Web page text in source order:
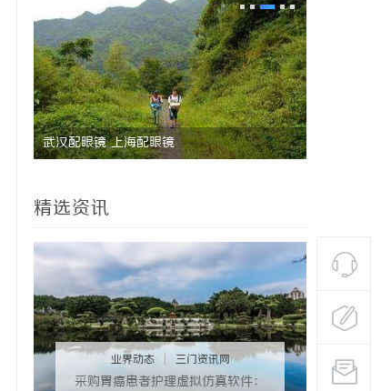
武汉配眼镜 上海配眼镜
精选资讯
业界动态 三门资讯网
采购胃癌患者护理虚拟仿真软件：